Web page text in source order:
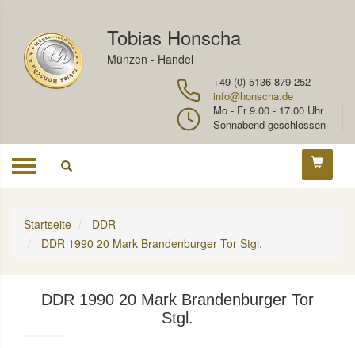
Tobias Honscha
Münzen - Handel
+49 (0) 5136 879 252
info@honscha.de
Mo - Fr 9.00 - 17.00 Uhr
Sonnabend geschlossen
Toggle
Startseite
DDR
DDR 1990 20 Mark Brandenburger Tor Stgl.
DDR 1990 20 Mark Brandenburger Tor
Stgl.